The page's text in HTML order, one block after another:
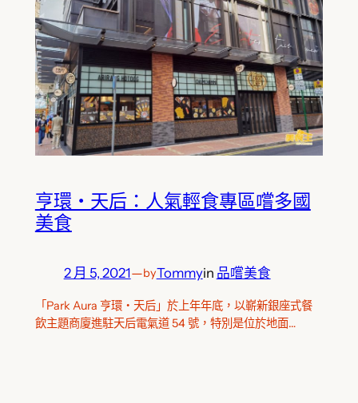
亨環‧天后：人氣輕食專區嚐多國
美食
2 月 5, 2021—byTommyin 品嚐美食
「Park Aura 亨環‧天后」於上年年底，以嶄新銀座式餐
飲主題商廈進駐天后電氣道 54 號，特別是位於地面…